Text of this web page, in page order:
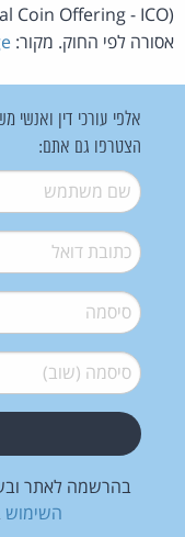
אסורה לפי החוק. מקור:
אלפי עורכי דין ואנשי
הצטרפו גם אתם:
שם משתמש*
דואל*
סיסמה*
סיסמה (שוב)*
בהרשמה לאתר
השימוש